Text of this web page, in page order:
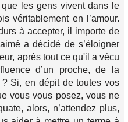
les gens vivent dans le
véritablement en l’amour.
à accepter, il importe de
a décidé de s’éloigner
après tout ce qu'il a vécu
d’un proche, de la
Si, en dépit de toutes vos
vous vous posez, vous ne
alors, n’attendez plus,